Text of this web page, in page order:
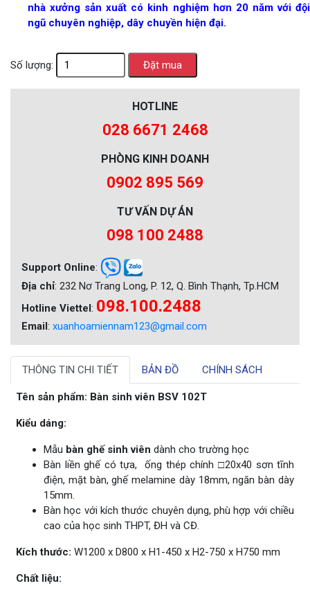
nhà xưởng sản xuất có kinh nghiệm hơn 20 năm với đội
ngũ chuyên nghiệp, dây chuyền hiện đại.
Số lượng:
HOTLINE
028 6671 2468
PHÒNG KINH DOANH
0902 895 569
TƯ VẤN DỰ ÁN
098 100 2488
Support Online:
Địa chỉ: 232 Nơ Trang Long, P. 12, Q. Bình Thạnh, Tp.HCM
Hotline Viettel: 098.100.2488
Email: xuanhoamiennam123@gmail.com
THÔNG TIN CHI TIẾT BẢN ĐỒ CHÍNH SÁCH
Tên sản phẩm: Bàn sinh viên BSV 102T
Kiểu dáng:
Mẫu bàn ghế sinh viên dành cho trường học
Bàn liền ghế có tựa, ống thép chính □20x40 sơn tĩnh
điện, mặt bàn, ghế melamine dày 18mm, ngăn bàn dày
15mm.
Bàn học với kích thước chuyên dụng, phù hợp với chiều
cao của học sinh THPT, ĐH và CĐ.
Kích thước: W1200 x D800 x H1-450 x H2-750 x H750 mm
Chất liệu: